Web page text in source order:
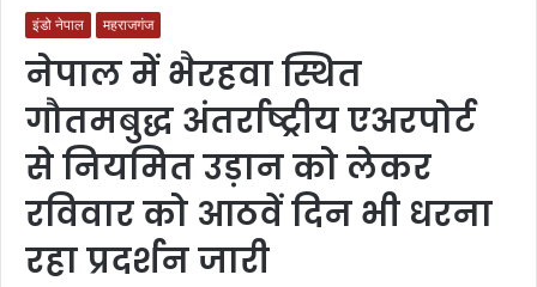
इंडो नेपाल महराजगंज
नेपाल में भैरहवा स्थित
गौतमबुद्ध अंतर्राष्ट्रीय एअरपोर्ट
से नियमित उड़ान को लेकर
रविवार को आठवें दिन भी धरना
रहा प्रदर्शन जारी